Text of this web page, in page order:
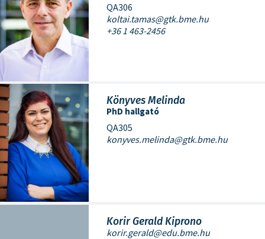
QA306
koltai.tamas@gtk.bme.hu
+36 1 463-2456
Könyves Melinda
PhD hallgató
QA305
konyves.melinda@gtk.bme.hu
Korir Gerald Kiprono
korir.gerald@edu.bme.hu